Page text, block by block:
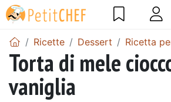
Ricette Dessert Ricetta
Torta di mele
vaniglia